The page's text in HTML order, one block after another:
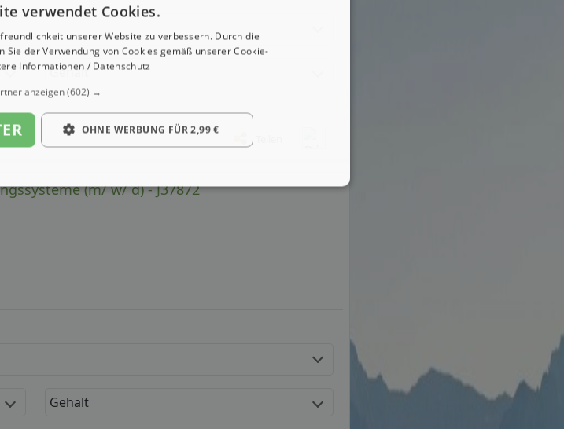
Gehalt
(m/ w/ d) - J37872
Gehalt
verwendet Cookies.
unserer Website zu verbessern. Durch die
der Verwendung von Cookies gemäß unserer Cookie-
Informationen / Datenschutz
anzeigen(602) →
OHNE WERBUNG FÜR 2,99 €